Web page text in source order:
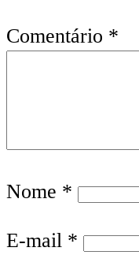
Comentário *
Nome *
E-mail *